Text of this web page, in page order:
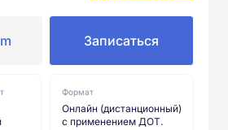
Записаться
Формат
Онлайн (дистанционный)
с применением ДОТ.